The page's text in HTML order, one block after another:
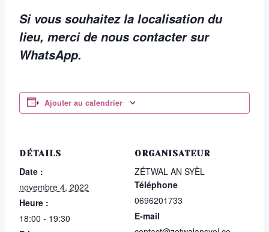
Si vous souhaitez la localisation du
lieu, merci de nous contacter sur
WhatsApp.
Ajouter au calendrier
DÉTAILS
Date :
novembre 4, 2022
Heure :
18:00 - 19:30
ORGANISATEUR
ZÉTWAL AN SYÈL
Téléphone
0696201733
E-mail